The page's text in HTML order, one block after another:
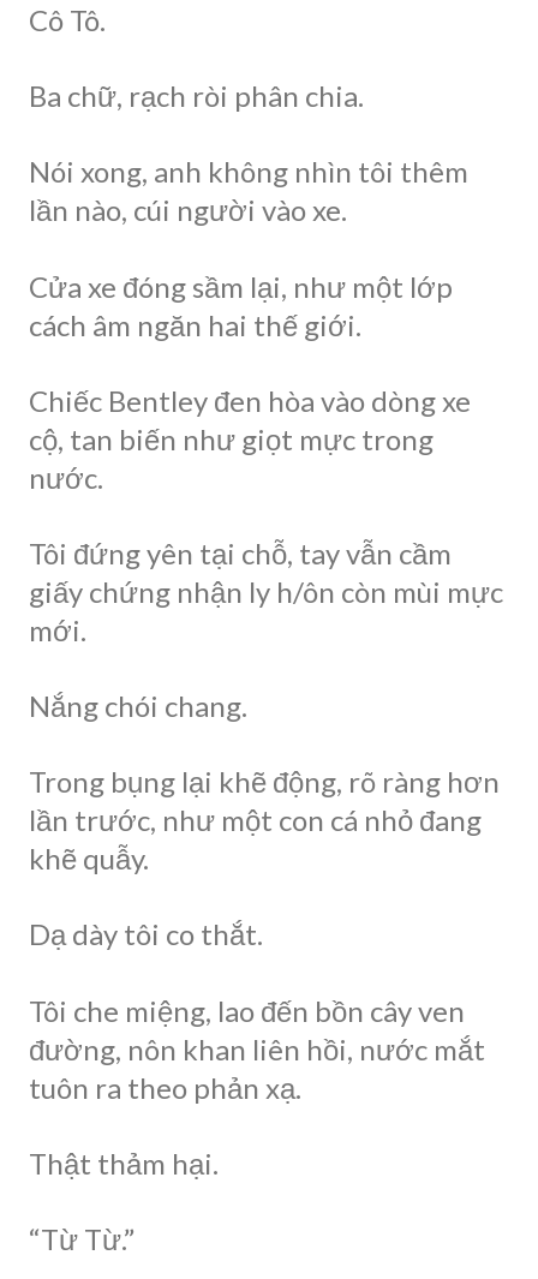
Cô Tô.
Ba chữ, rạch ròi phân chia.
Nói xong, anh không nhìn tôi thêm
lần nào, cúi người vào xe.
Cửa xe đóng sầm lại, như một lớp
cách âm ngăn hai thế giới.
Chiếc Bentley đen hòa vào dòng xe
cộ, tan biến như giọt mực trong
nước.
Tôi đứng yên tại chỗ, tay vẫn cầm
giấy chứng nhận ly h/ôn còn mùi mực
mới.
Nắng chói chang.
Trong bụng lại khẽ động, rõ ràng hơn
lần trước, như một con cá nhỏ đang
khẽ quẫy.
Dạ dày tôi co thắt.
Tôi che miệng, lao đến bồn cây ven
đường, nôn khan liên hồi, nước mắt
tuôn ra theo phản xạ.
Thật thảm hại.
“Từ Từ.”